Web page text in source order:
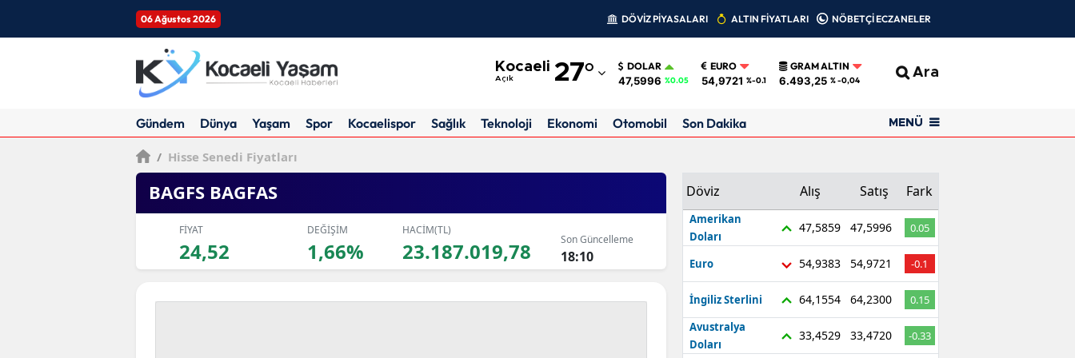
06 Ağustos 2026 DÖVİZ PİYASALARI ALTIN FİYATLARI NÖBETÇİ ECZANELER
Kocaeli
Açık 27°
Adıyaman
Ankara
Antalya
DOLAR
47,5996 %0.05
EURO
54,9721 %-0.1
GRAM ALTIN
6.493,25 % -0,04 Ara
Gündem Dünya Yaşam Spor Kocaelispor Sağlık Teknoloji Ekonomi Otomobil Son Dakika MENÜ
/ Hisse Senedi Fiyatları
BAGFS BAGFAS
FİYAT
24,52
DEĞİŞİM
1,66%
HACİM(TL)
23.187.019,78 Son Güncelleme
18:10
Döviz Alış Satış Fark
Amerikan
Doları
47,5859 47,5996 0.05
Euro 54,9383 54,9721 -0.1
İngiliz Sterlini 64,1554 64,2300
0.15
Avustralya
Doları
33,4529 33,4720 -0.33